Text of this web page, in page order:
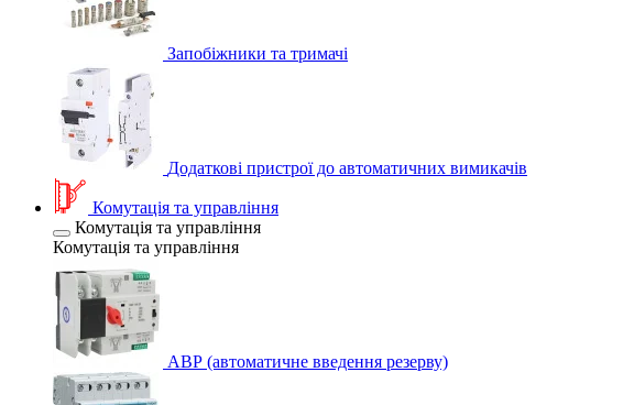
Запобіжники та тримачі
Додаткові пристрої до автоматичних вимикачів
Комутація та управління
Комутація та управління
Комутація та управління
АВР (автоматичне введення резерву)